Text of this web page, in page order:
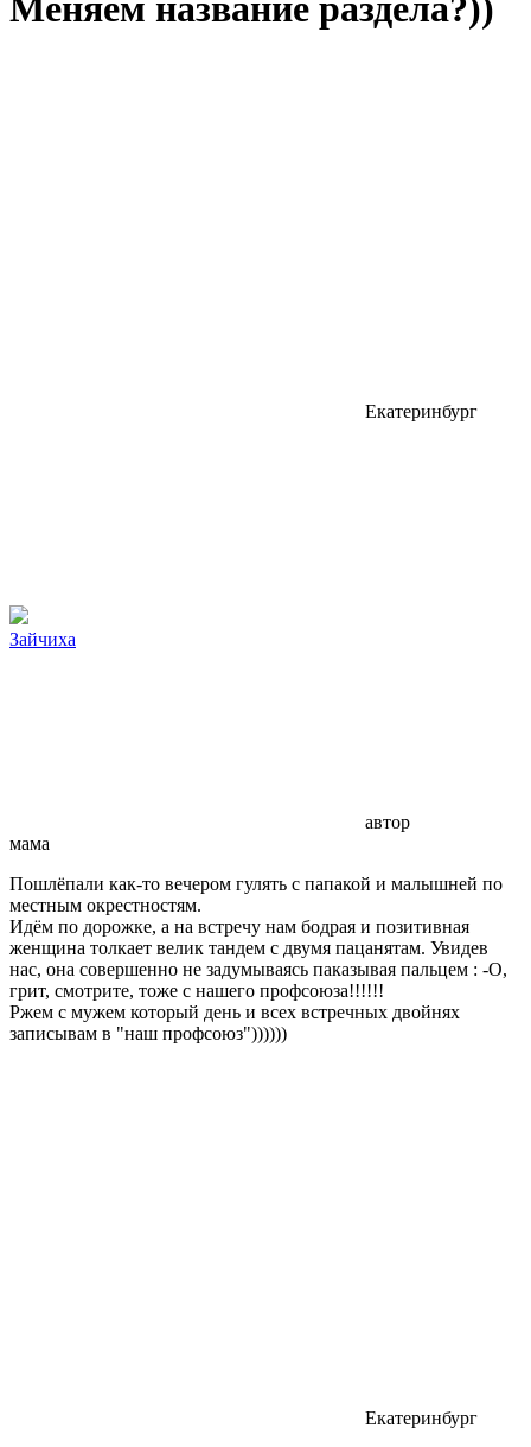
Меняем название раздела?))
Екатеринбург
Зайчиха
автор
мама
Пошлёпали как-то вечером гулять с папакой и малышней по
местным окрестностям.
Идём по дорожке, а на встречу нам бодрая и позитивная
женщина толкает велик тандем с двумя пацанятам. Увидев
нас, она совершенно не задумываясь паказывая пальцем : -О,
грит, смотрите, тоже с нашего профсоюза!!!!!!
Ржем с мужем который день и всех встречных двойнях
записывам в "наш профсоюз"))))))
Екатеринбург